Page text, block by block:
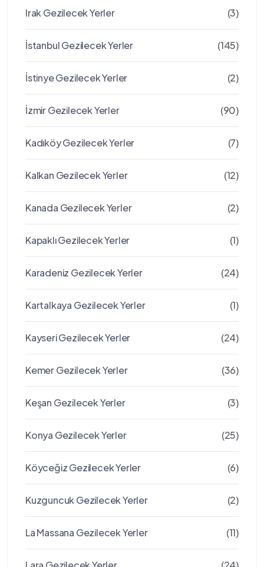
Irak Gezilecek Yerler (3)
İstanbul Gezilecek Yerler (145)
İstinye Gezilecek Yerler (2)
İzmir Gezilecek Yerler (90)
Kadıköy Gezilecek Yerler (7)
Kalkan Gezilecek Yerler (12)
Kanada Gezilecek Yerler (2)
Kapaklı Gezilecek Yerler (1)
Karadeniz Gezilecek Yerler (24)
Kartalkaya Gezilecek Yerler (1)
Kayseri Gezilecek Yerler (24)
Kemer Gezilecek Yerler (36)
Keşan Gezilecek Yerler (3)
Konya Gezilecek Yerler (25)
Köyceğiz Gezilecek Yerler (6)
Kuzguncuk Gezilecek Yerler (2)
La Massana Gezilecek Yerler (11)